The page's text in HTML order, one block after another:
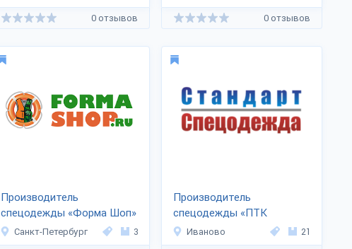
0 отзывов 0 отзывов
Производитель
спецодежды «Форма Шоп»
Санкт-Петербург 3
Производитель
спецодежды «ПТК
Стандарт-Спецодежда»
Иваново 21